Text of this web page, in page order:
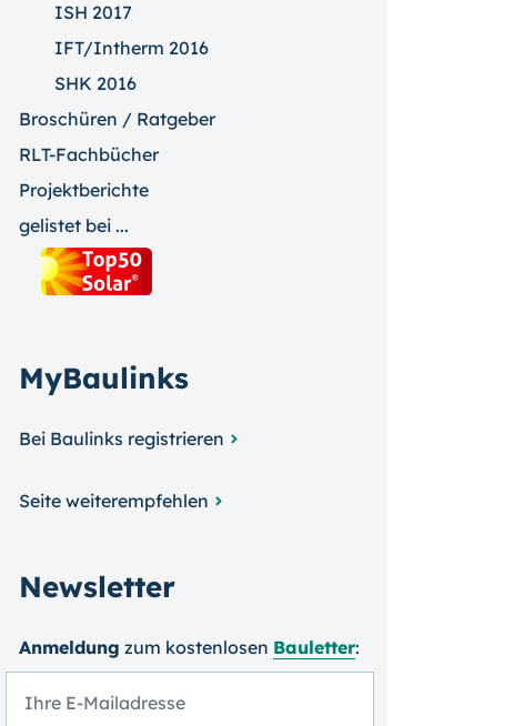
ISH 2017
IFT/Intherm 2016
SHK 2016
Broschüren / Ratgeber
RLT-Fachbücher
Projektberichte
gelistet bei ...
MyBaulinks
Bei Baulinks registrieren
Seite weiterempfehlen
Newsletter
Anmeldung zum kosten­losen Bauletter: